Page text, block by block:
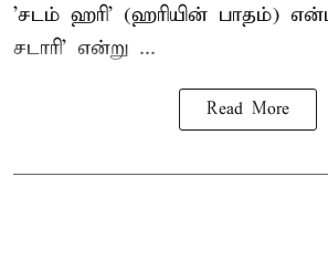
'சடம் ஹரி' (ஹரியின் பாதம்)
சடாரி' என்று ...
Read More